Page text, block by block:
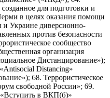
для подготовки и
в целях оказания помощи
и Украине диверсионно-
против безопасности
сообщество
организация
Дистанцирование»);
Distancing»
68. Террористическое
свободной России»; 69.
«Вступить в ВКП(б)»